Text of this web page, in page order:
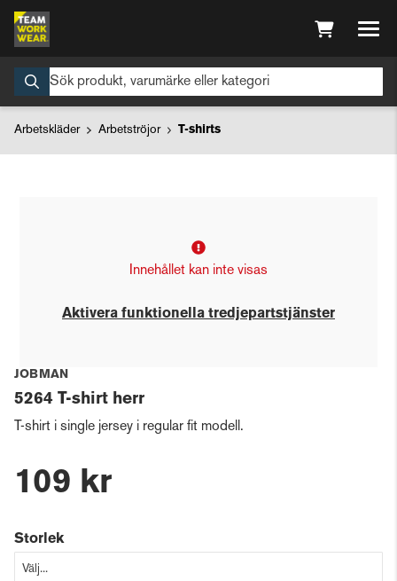
Arbetskläder Arbetströjor T-shirts
Innehållet kan inte visas
Aktivera funktionella tredjepartstjänster
JOBMAN
5264 T-shirt herr
T-shirt i single jersey i regular fit modell.
109 kr
Storlek